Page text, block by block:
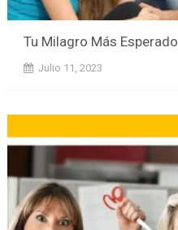
Tu Milagro Más
Julio 11, 2023